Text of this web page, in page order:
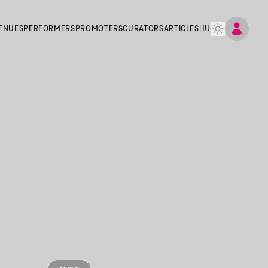
PERFORMERS PROMOTERSCURATORSARTICLES HU